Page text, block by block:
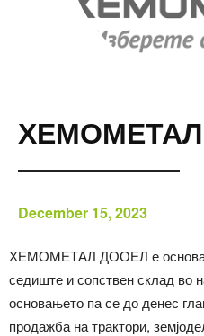
ХЕМОМЕТАЛ
December 15, 2023
ХЕМОМЕТАЛ ДООЕЛ е
седиште и сопствен склад во
основањето па се до денес
продажба на трактори,